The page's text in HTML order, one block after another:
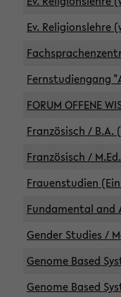
Ev. Religionslehre
Fernstudiengang
FORUM OFFENE
Französisch / B.A.
Französisch /
Frauenstudien
Fundamental and
Gender Studies /
Genome Based
Genome Based